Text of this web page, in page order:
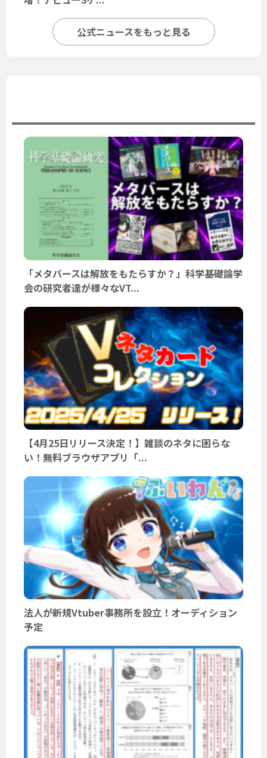
公式ニュースをもっと見る
「メタバースは解放をもたらすか？」科学基礎論学
会の研究者達が様々なVT...
【4月25日リリース決定！】雑談のネタに困らな
い！無料ブラウザアプリ「...
法人が新規Vtuber事務所を設立！オーディション
予定